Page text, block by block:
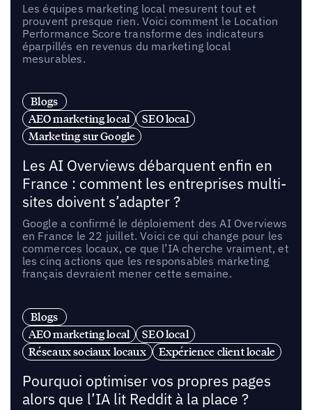
Les équipes marketing local mesurent tout et
prouvent presque rien. Voici comment le Location
Performance Score transforme des indicateurs
éparpillés en revenus du marketing local
mesurables.
Blogs
AEO marketing local
SEO local
Marketing sur Google
Les AI Overviews débarquent enfin en
France : comment les entreprises multi-
sites doivent s’adapter ?
Google a confirmé le déploiement des AI Overviews
en France le 22 juillet. Voici ce qui change pour les
commerces locaux, ce que l’IA cherche vraiment, et
les cinq actions que les responsables marketing
français devraient mener cette semaine.
Blogs
AEO marketing local
SEO local
Réseaux sociaux locaux
Expérience client locale
Pourquoi optimiser vos propres pages
alors que l’IA lit Reddit à la place ?